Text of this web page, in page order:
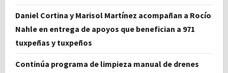
Daniel Cortina y Marisol Martínez acompañan a Rocío
Nahle en entrega de apoyos que benefician a 971
tuxpeñas y tuxpeños
Continúa programa de limpieza manual de drenes